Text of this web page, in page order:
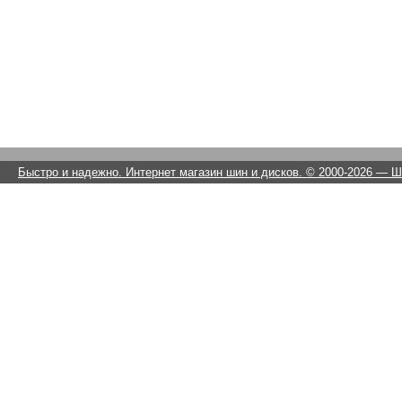
Быстро и надежно. Интернет магазин шин и дисков. © 2000-2026 —